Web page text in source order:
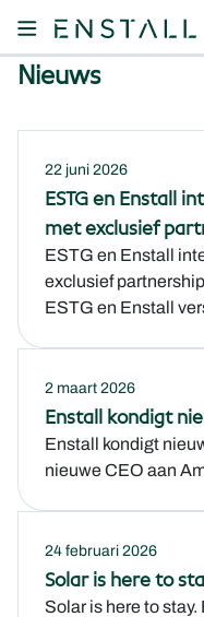
Nieuws
ESTG en Enstall
met exclusief
22 juni 2026
ESTG en Enstall
exclusief
ESTG en Enstall
Enstall kondigt
2 maart 2026
Enstall kondigt
nieuwe CEO aan
Solar is here to
24 februari 2026
Solar is here to